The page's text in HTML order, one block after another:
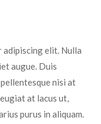
adipiscing elit. Nulla
augue. Duis
nisi at
at lacus ut,
purus in aliquam.